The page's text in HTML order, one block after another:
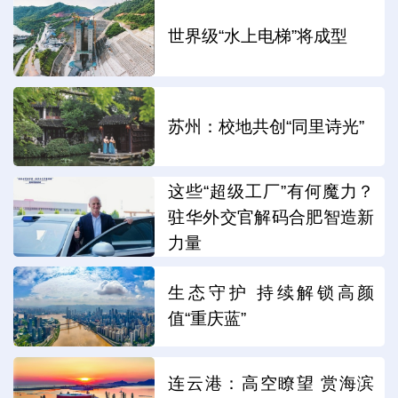
世界级“水上电梯”将成型
苏州：校地共创“同里诗光”
这些“超级工厂”有何魔力？
驻华外交官解码合肥智造新
力量
生态守护 持续解锁高颜
值“重庆蓝”
连云港：高空瞭望 赏海滨